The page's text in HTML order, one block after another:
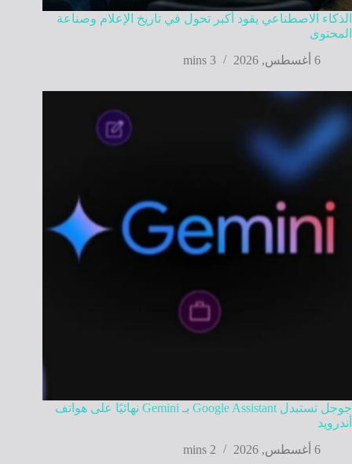
الذكاء الاصطناعي يقود أكبر تحول في تاريخ الإعلام وصناعة
المحتوى
6 أغسطس, 2026
3 mins
جوجل تستبدل Google Assistant بـ Gemini نهائيًا على هواتف
أندرويد
6 أغسطس, 2026
2 mins